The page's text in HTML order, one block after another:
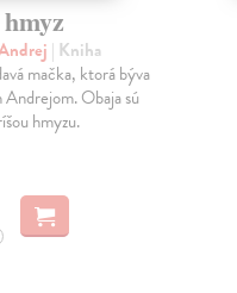
| Kniha
mačka, ktorá býva
Andrejom. Obaja sú
hmyzu.